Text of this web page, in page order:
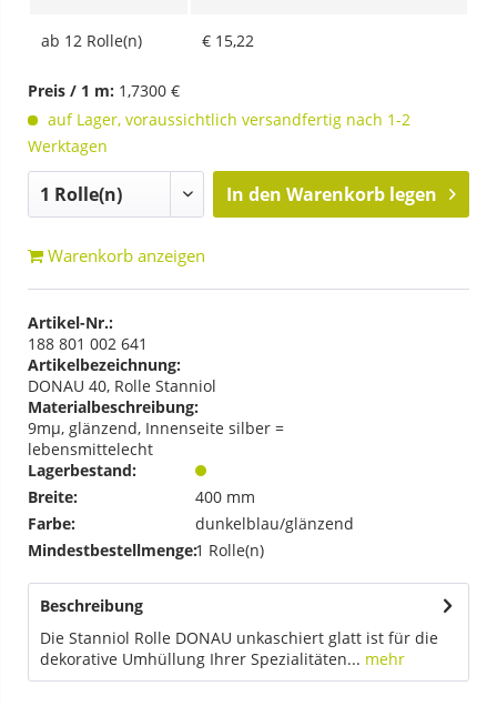
ab 12 Rolle(n) € 15,22
Preis / 1 m: 1,7300 €
auf Lager, voraussichtlich versandfertig nach 1-2
Werktagen
In den Warenkorb legen
Warenkorb anzeigen
Artikel-Nr.:
188 801 002 641
Artikelbezeichnung:
DONAU 40, Rolle Stanniol
Materialbeschreibung:
9mµ, glänzend, Innenseite silber =
lebensmittelecht
Lagerbestand:
Breite:
400 mm
Farbe:
dunkelblau/glänzend
Mindestbestellmenge:1 Rolle(n)
Beschreibung
Die Stanniol Rolle DONAU unkaschiert glatt ist für die
dekorative Umhüllung Ihrer Spezialitäten... mehr